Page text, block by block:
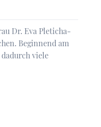
Dr. Eva Pleticha-
Beginnend am
viele